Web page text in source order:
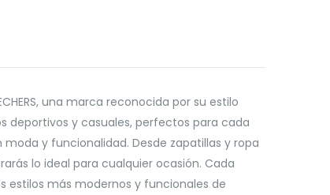
una marca reconocida por su estilo
deportivos y casuales, perfectos para cada
moda y funcionalidad. Desde zapatillas y ropa
lo ideal para cualquier ocasión. Cada
estilos más modernos y funcionales de